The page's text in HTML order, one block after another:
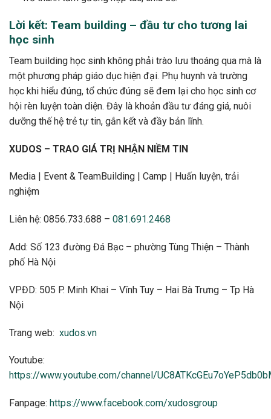
Lời kết: Team building – đầu tư cho tương lai
học sinh
Team building học sinh không phải trào lưu thoáng qua mà là
một phương pháp giáo dục hiện đại. Phụ huynh và trường
học khi hiểu đúng, tổ chức đúng sẽ đem lại cho học sinh cơ
hội rèn luyện toàn diện. Đây là khoản đầu tư đáng giá, nuôi
dưỡng thế hệ trẻ tự tin, gắn kết và đầy bản lĩnh.
XUDOS – TRAO GIÁ TRỊ NHẬN NIỀM TIN
Media | Event & TeamBuilding | Camp | Huấn luyện, trải
nghiệm
Liên hệ: 0856.733.688 – 081.691.2468
Add: Số 123 đường Đá Bạc – phường Tùng Thiện – Thành
phố Hà Nội
VPĐD: 505 P. Minh Khai – Vĩnh Tuy – Hai Bà Trưng – Tp Hà
Nội
Trang web: xudos.vn
Youtube:
https://www.youtube.com/channel/
Fanpage: https://www.facebook.com/xudosgroup